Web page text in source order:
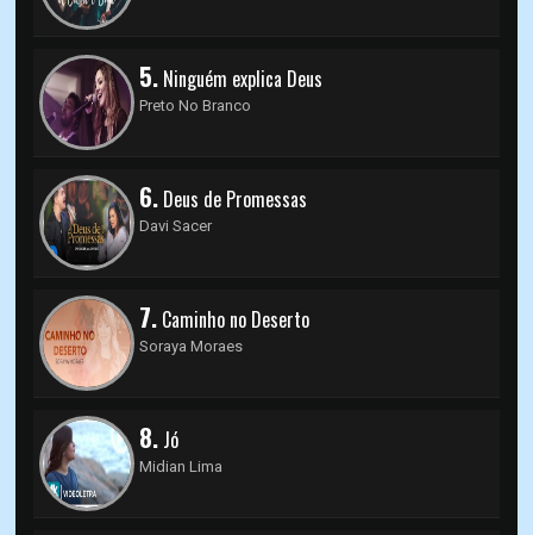
5. Ninguém explica Deus
Preto No Branco
6. Deus de Promessas
Davi Sacer
7. Caminho no Deserto
Soraya Moraes
8. Jó
Midian Lima